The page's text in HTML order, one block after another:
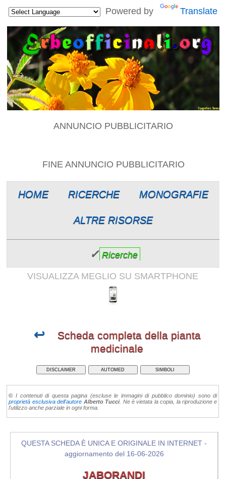
Powered by Translate
ANNUNCIO PUBBLICITARIO
FINE ANNUNCIO PUBBLICITARIO
HOME RICERCHE MONOGRAFIE
ALTRE RISORSE
✓ Ricerche
VISUALIZZA MEGLIO SU SMARTPHONE
↩ Scheda completa della pianta
medicinale
DISCLAIMER AUTOMED SIMBOLI
© I contenuti di questa pagina (escluse le immagini di pubblico dominio) sono di
proprietà esclusiva dell'autore Alberto Tucci . Ne è vietata la copia, la riproduzione e
l'utilizzo anche parziale in ogni forma.
QUESTA SCHEDA È UNICA E ORIGINALE IN INTERNET -
aggiornamento del 16-06-2026
JABORANDI